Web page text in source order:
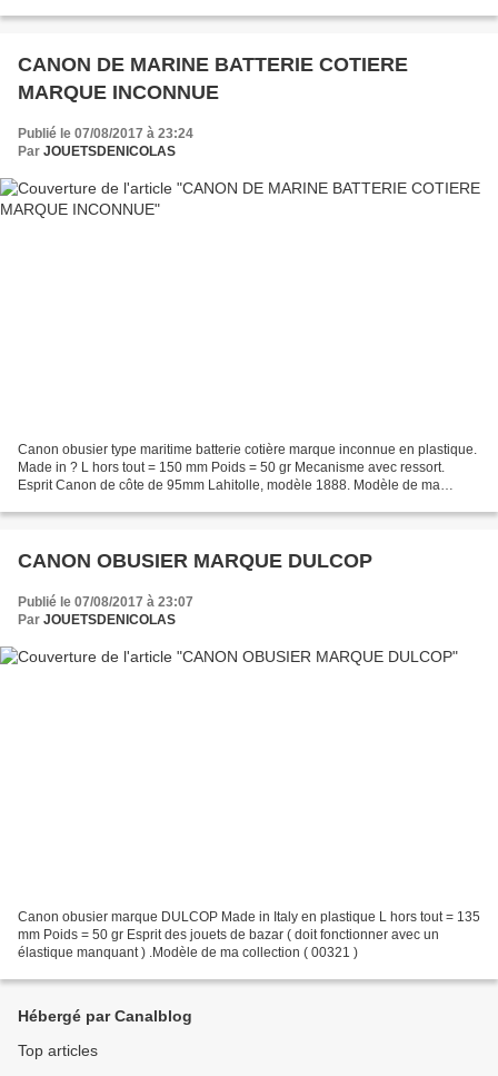
CANON DE MARINE BATTERIE COTIERE
MARQUE INCONNUE
Publié le 07/08/2017 à 23:24
Par JOUETSDENICOLAS
Canon obusier type maritime batterie cotière marque inconnue en plastique.
Made in ? L hors tout = 150 mm Poids = 50 gr Mecanisme avec ressort.
Esprit Canon de côte de 95mm Lahitolle, modèle 1888. Modèle de ma
CANON OBUSIER MARQUE DULCOP
Publié le 07/08/2017 à 23:07
Par JOUETSDENICOLAS
Canon obusier marque DULCOP Made in Italy en plastique L hors tout = 135
mm Poids = 50 gr Esprit des jouets de bazar ( doit fonctionner avec un
élastique manquant ) .Modèle de ma collection ( 00321 )
Hébergé par Canalblog
Top articles